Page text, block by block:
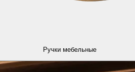
Ручки мебельные